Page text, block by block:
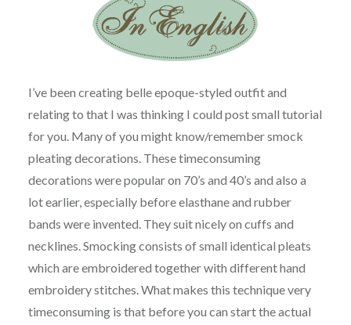
I’ve been creating belle epoque-styled outfit and
relating to that I was thinking I could post small tutorial
for you. Many of you might know/remember smock
pleating decorations. These timeconsuming
decorations were popular on 70’s and 40’s and also a
lot earlier, especially before elasthane and rubber
bands were invented. They suit nicely on cuffs and
necklines. Smocking consists of small identical pleats
which are embroidered together with different hand
embroidery stitches. What makes this technique very
timeconsuming is that before you can start the actual